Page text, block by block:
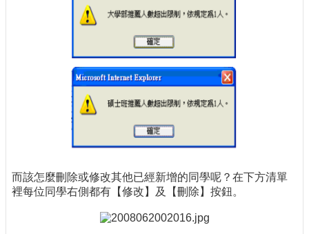
而該怎麼刪除或修改其他已經新增的同學呢？在下方清單
裡每位同學右側都有【修改】及【刪除】按鈕。